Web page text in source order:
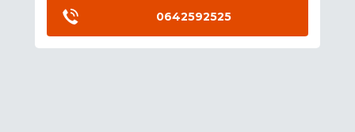
0642592525